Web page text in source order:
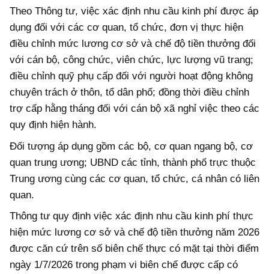
Theo Thông tư, việc xác định nhu cầu kinh phí được áp
dụng đối với các cơ quan, tổ chức, đơn vị thực hiện
điều chỉnh mức lương cơ sở và chế độ tiền thưởng đối
với cán bộ, công chức, viên chức, lực lượng vũ trang;
điều chỉnh quỹ phụ cấp đối với người hoạt động không
chuyên trách ở thôn, tổ dân phố; đồng thời điều chỉnh
trợ cấp hằng tháng đối với cán bộ xã nghỉ việc theo các
quy định hiện hành.
Đối tượng áp dụng gồm các bộ, cơ quan ngang bộ, cơ
quan trung ương; UBND các tỉnh, thành phố trực thuộc
Trung ương cùng các cơ quan, tổ chức, cá nhân có liên
quan.
Thông tư quy định việc xác định nhu cầu kinh phí thực
hiện mức lương cơ sở và chế độ tiền thưởng năm 2026
được căn cứ trên số biên chế thực có mặt tại thời điểm
ngày 1/7/2026 trong phạm vi biên chế được cấp có